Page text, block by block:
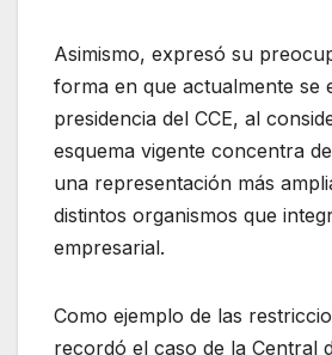
Asimismo, expresó su
forma en que actualmente se
presidencia del CCE, al
esquema vigente concentra
una representación más
distintos organismos que
empresarial.
Como ejemplo de las
recordó el caso de la Central